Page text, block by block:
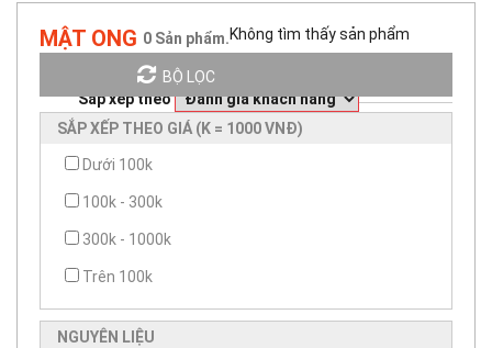
MẬT ONG 0 Sản phẩm.
Sắp xếp theo
Không tìm thấy sản phẩm
BỘ LỌC
SẮP XẾP THEO GIÁ (K = 1000 VNĐ)
Dưới 100k
100k - 300k
300k - 1000k
Trên 100k
NGUYÊN LIỆU